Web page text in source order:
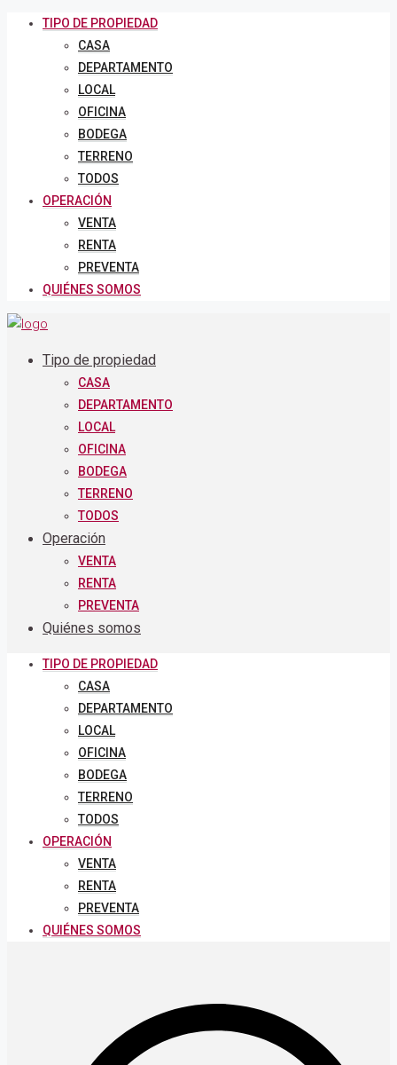
TIPO DE PROPIEDAD
CASA
DEPARTAMENTO
LOCAL
OFICINA
BODEGA
TERRENO
TODOS
OPERACIÓN
VENTA
RENTA
PREVENTA
QUIÉNES SOMOS
Tipo de propiedad
CASA
DEPARTAMENTO
LOCAL
OFICINA
BODEGA
TERRENO
TODOS
Operación
VENTA
RENTA
PREVENTA
Quiénes somos
TIPO DE PROPIEDAD
CASA
DEPARTAMENTO
LOCAL
OFICINA
BODEGA
TERRENO
TODOS
OPERACIÓN
VENTA
RENTA
PREVENTA
QUIÉNES SOMOS